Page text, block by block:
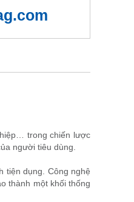
trong chiến lược
người tiêu dùng.
tiện dụng. Công nghệ
thành một khối thống